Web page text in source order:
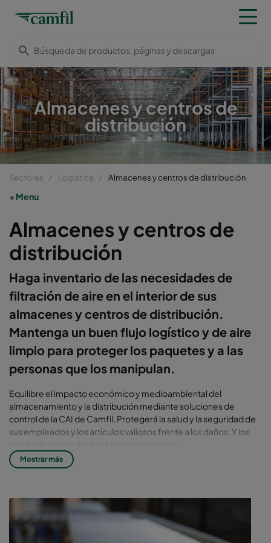
Almacenes y centros de
distribución
Sectores Logística Almacenes y centros de distribución
Menu
Almacenes y centros de
distribución
Haga inventario de las necesidades de
filtración de aire en el interior de sus
almacenes y centros de distribución.
Mantenga un buen flujo logístico y de aire
limpio para proteger los paquetes y a las
personas que los manipulan.
Equilibre el impacto económico y medioambiental del
almacenamiento y la distribución mediante soluciones de
control de la CAI de Camfil. Protegerá la salud y la seguridad de
sus empleados y los artículos valiosos frente a los daños. Y los
El impacto de la contaminación
distribución
Los almacenes albergan más que simples productos. El polvo, la
suciedad y las partículas nocivas son la norma, más que la
Mostrar más